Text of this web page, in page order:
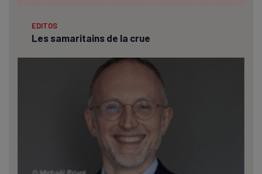
EDITOS
Les samaritains de la crue